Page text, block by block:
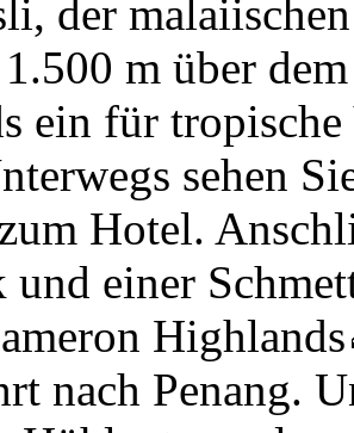
der
m über
ein für tropische
sehen
Hotel.
und einer
Highlands
nach Penang.